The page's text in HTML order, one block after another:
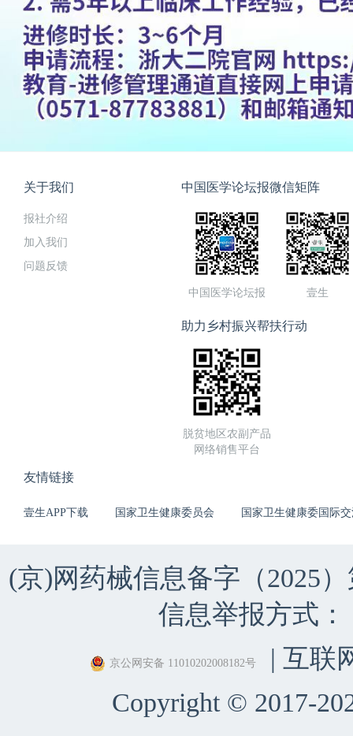
关于我们
报社介绍
加入我们
问题反馈
中国医学论坛报微信矩阵
中国医学论坛报 壹生
助力乡村振兴帮扶行动
脱贫地区农副产品
网络销售平台
友情链接
壹生APP下载 国家卫生健康委员会 国家卫生健康委国际
(京)网药械信息备字（2025
信息举报方式：
京公网安备 11010202008182号
| 互联
Copyright © 2017-